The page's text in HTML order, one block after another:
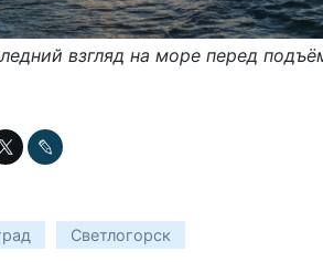
взгляд на море перед
Светлогорск